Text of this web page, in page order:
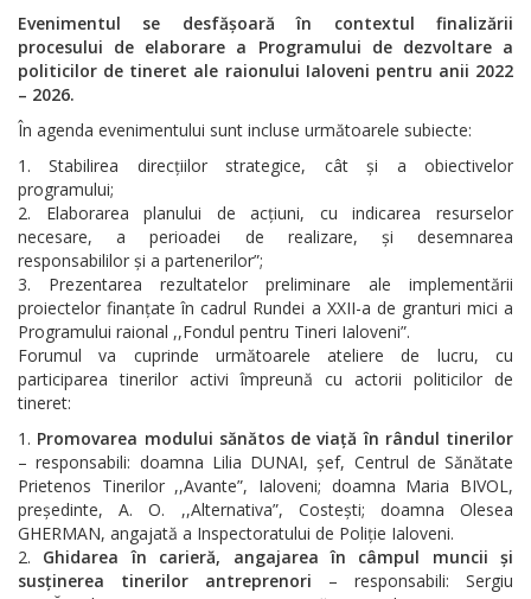
Evenimentul se desfășoară în contextul finalizării
procesului de elaborare a Programului de dezvoltare a
politicilor de tineret ale raionului Ialoveni pentru anii 2022
– 2026.
În agenda evenimentului sunt incluse următoarele subiecte:
Stabilirea direcțiilor strategice, cât și a obiectivelor
programului;
Elaborarea planului de acțiuni, cu indicarea resurselor
necesare, a perioadei de realizare, și desemnarea
responsabililor și a partenerilor”;
Prezentarea rezultatelor preliminare ale implementării
proiectelor finanțate în cadrul Rundei a XXII-a de granturi mici a
Programului raional ,,Fondul pentru Tineri Ialoveni”.
Forumul va cuprinde următoarele ateliere de lucru, cu
participarea tinerilor activi împreună cu actorii politicilor de
tineret:
Promovarea modului sănătos de viață în rândul tinerilor
– responsabili: doamna Lilia DUNAI, șef, Centrul de Sănătate
Prietenos Tinerilor ,,Avante”, Ialoveni; doamna Maria BIVOL,
președinte, A. O. ,,Alternativa”, Costești; doamna Olesea
GHERMAN, angajată a Inspectoratului de Poliție Ialoveni.
Ghidarea în carieră, angajarea în câmpul muncii și
susținerea tinerilor antreprenori – responsabili: Sergiu